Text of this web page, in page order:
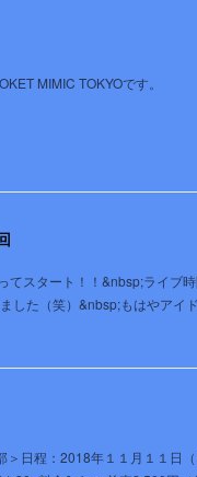
MIMIC TOKYOです。
スタート！！&nbsp;ライブ
した（笑）&nbsp;もはやア
日程：2018年１１月１１日